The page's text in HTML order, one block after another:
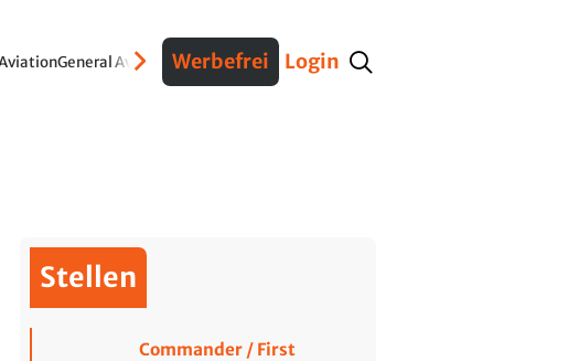
General AviationVerteidigungInterviews Fracht
Werbefrei Login
Stellen
Commander / First